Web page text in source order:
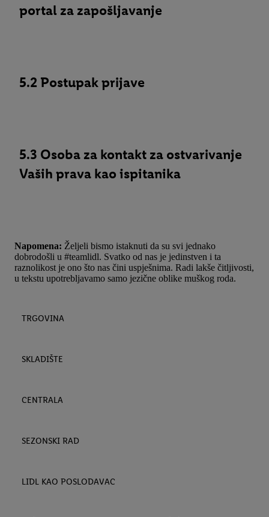
portal za zapošljavanje
5.2 Postupak prijave
5.3 Osoba za kontakt za ostvarivanje
Vaših prava kao ispitanika
Napomena: Željeli bismo istaknuti da su svi jednako
dobrodošli u #teamlidl. Svatko od nas je jedinstven i ta
raznolikost je ono što nas čini uspješnima. Radi lakše čitljivosti,
u tekstu upotrebljavamo samo jezične oblike muškog roda.
TRGOVINA
SKLADIŠTE
CENTRALA
SEZONSKI RAD
LIDL KAO POSLODAVAC